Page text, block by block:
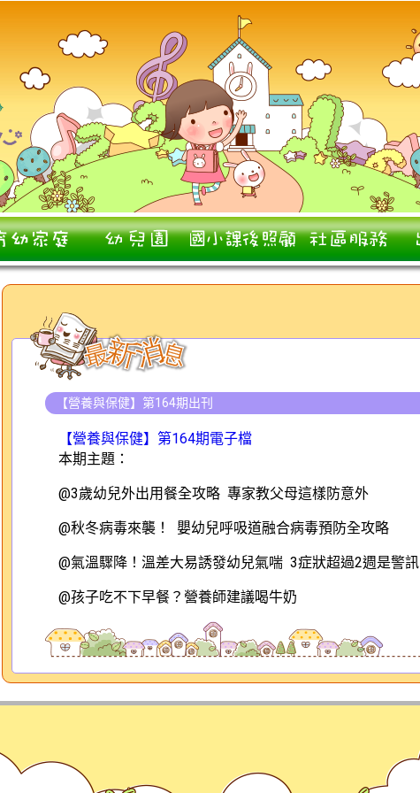
【營養與保健】第164期出刊
【營養與保健】第164期電子檔
本期主題：
@3歲幼兒外出用餐全攻略 專家教父母這樣防意外
@秋冬病毒來襲！ 嬰幼兒呼吸道融合病毒預防全攻略
@氣溫驟降！溫差大易誘發幼兒氣喘 3症狀超過2週是警訊
@孩子吃不下早餐？營養師建議喝牛奶